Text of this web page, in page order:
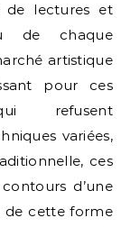
de lectures et
de chaque
artistique
pour ces
refusent
variées,
ces
d’une
de cette forme